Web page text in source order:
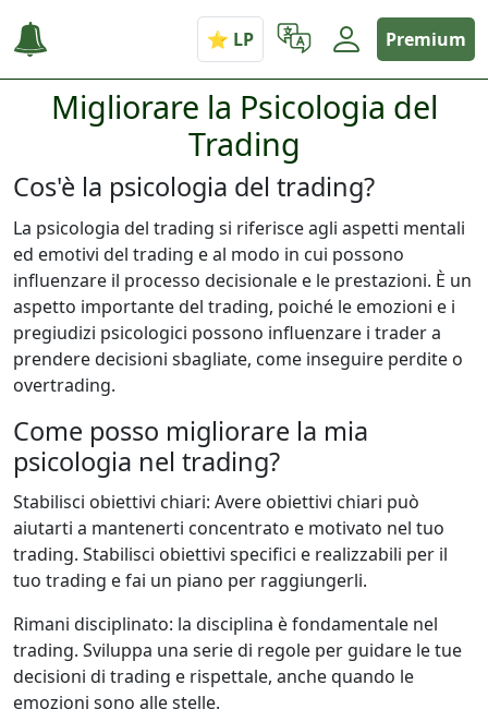
Premium
Migliorare la Psicologia del
Trading
Cos'è la psicologia del trading?
La psicologia del trading si riferisce agli aspetti mentali
ed emotivi del trading e al modo in cui possono
influenzare il processo decisionale e le prestazioni. È un
aspetto importante del trading, poiché le emozioni e i
pregiudizi psicologici possono influenzare i trader a
prendere decisioni sbagliate, come inseguire perdite o
overtrading.
Come posso migliorare la mia
psicologia nel trading?
Stabilisci obiettivi chiari: Avere obiettivi chiari può
aiutarti a mantenerti concentrato e motivato nel tuo
trading. Stabilisci obiettivi specifici e realizzabili per il
tuo trading e fai un piano per raggiungerli.
Rimani disciplinato: la disciplina è fondamentale nel
trading. Sviluppa una serie di regole per guidare le tue
decisioni di trading e rispettale, anche quando le
emozioni sono alle stelle.